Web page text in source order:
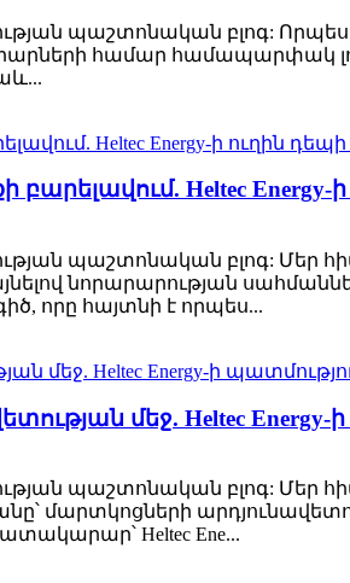
պաշտոնական բլոգ:
համար համապարփակ
Heltec Energy-
պաշտոնական բլոգ: Մեր
նորարարության
​​որը հայտնի է որպես...
մեջ. Heltec Energy-
պաշտոնական բլոգ: Մեր
մարտկոցների
Heltec Ene...